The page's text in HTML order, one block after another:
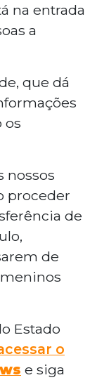
na entrada
a
que dá
os
nossos
proceder
de
de
Estado
o
e siga